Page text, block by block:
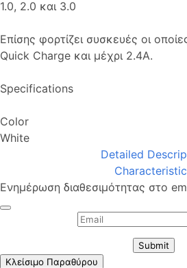
1.0, 2.0 και 3.0
Επίσης φορτίζει συσκευές οι
Quick Charge και μέχρι 2.4Α.
Specifications
Color
White
Detailed
Ενημέρωση διαθεσιμότητας στο
Submit
Κλείσιμο Παραθύρου